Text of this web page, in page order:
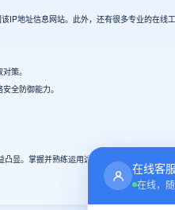
地址信息网站。此外，还有很多专业的在线
策。
全防御能力。
。掌握并熟练运用这项技能，将使我们在网
在线客服
在线，